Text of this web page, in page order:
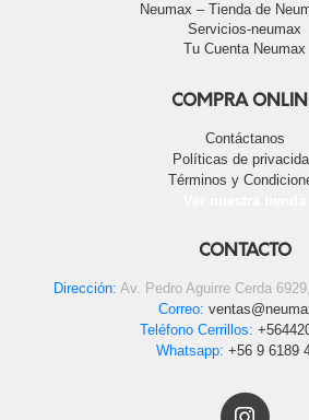
Neumax – Tienda de
Servicios-neumax
Tu Cuenta Neumax
COMPRA
Contáctanos
Políticas de
Términos y
CONTACTO
Dirección: Av. Pedro Aguirre Cerda
Correo:
Teléfono Cerrillos:
Whatsapp: +56 9 6189